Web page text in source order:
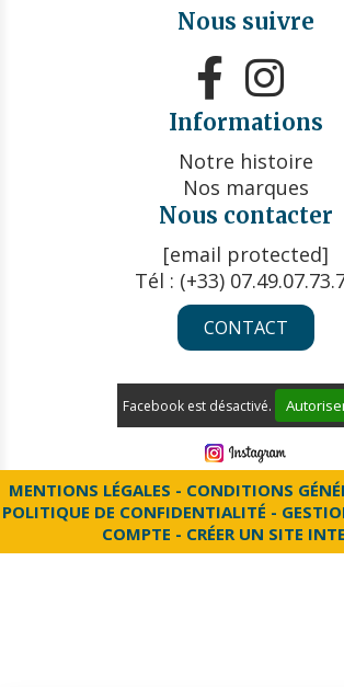
Nous suivre
 
Informations
Notre histoire
Nos marques
Nous contacter
[email protected]
Tél : (+33)
CONTACT
Facebook est désactivé.
MENTIONS LÉGALES
CONDITIONS
POLITIQUE DE CONFIDENTIALITÉ
COMPTE
CRÉER UN SITE